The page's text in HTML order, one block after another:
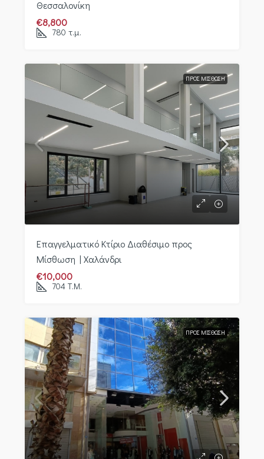
Θεσσαλονίκη
€8,800
780 τ.μ.
ΠΡΟΣ ΜΊΣΘΩΣΗ
Επαγγελματικό Κτίριο Διαθέσιμο προς
Μίσθωση | Χαλάνδρι
€10,000
704 Τ.Μ.
ΠΡΟΣ ΜΊΣΘΩΣΗ